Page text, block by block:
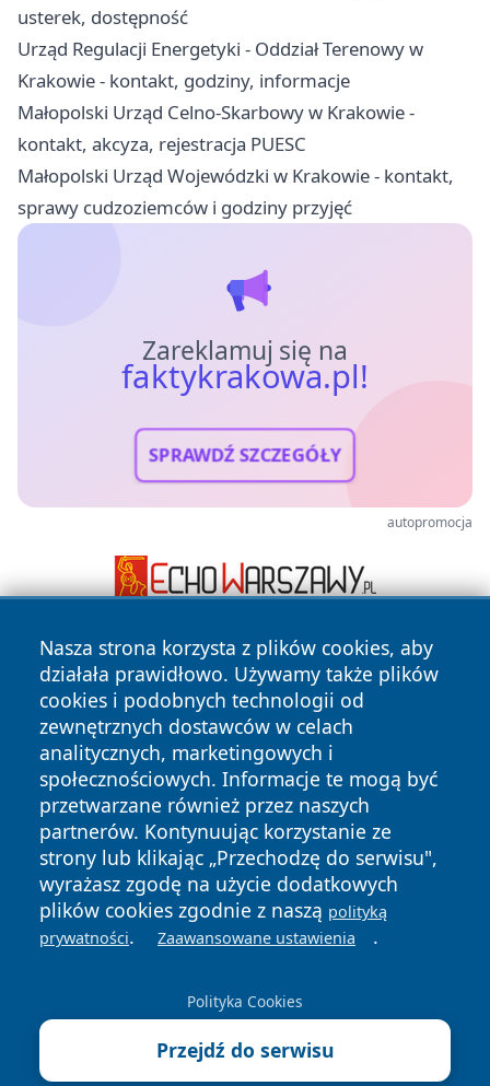
usterek, dostępność
Urząd Regulacji Energetyki - Oddział Terenowy w
Krakowie - kontakt, godziny, informacje
Małopolski Urząd Celno-Skarbowy w Krakowie -
kontakt, akcyza, rejestracja PUESC
Małopolski Urząd Wojewódzki w Krakowie - kontakt,
sprawy cudzoziemców i godziny przyjęć
Zareklamuj się na
faktykrakowa.pl!
SPRAWDŹ SZCZEGÓŁY
autopromocja
Nasza strona korzysta z plików cookies, aby
działała prawidłowo. Używamy także plików
cookies i podobnych technologii od
zewnętrznych dostawców w celach
analitycznych, marketingowych i
społecznościowych. Informacje te mogą być
przetwarzane również przez naszych
partnerów. Kontynuując korzystanie ze
strony lub klikając „Przechodzę do serwisu",
wyrażasz zgodę na użycie dodatkowych
plików cookies zgodnie z naszą polityką
prywatności. Zaawansowane ustawienia .
Polityka Cookies
Przejdź do serwisu
Copyright © 2026 faktykrakowa.pl Wszystkie prawa
zastrzeżone.
News Autorzy
Polityka
Prywatności
Polityka
Cookies